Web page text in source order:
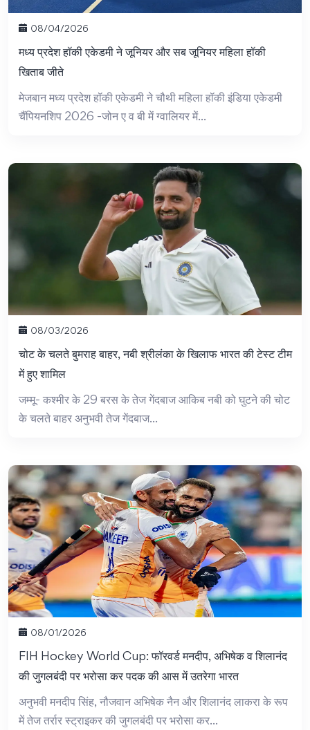
08/04/2026
मध्य प्रदेश हॉकी एकेडमी ने जूनियर और सब जूनियर महिला हॉकी
खिताब जीते
मेजबान मध्य प्रदेश हॉकी एकेडमी ने चौथी महिला हॉकी इंडिया एकेडमी
चैंपियनशिप 2026 -जोन ए व बी में ग्वालियर में...
08/03/2026
चोट के चलते बुमराह बाहर, नबी श्रीलंका के खिलाफ भारत की टेस्ट टीम
में हुए शामिल
जम्मू- कश्मीर के 29 बरस के तेज गेंदबाज आकिब नबी को घुटने की चोट
के चलते बाहर अनुभवी तेज गेंदबाज...
08/01/2026
FIH Hockey World Cup: फॉरवर्ड मनदीप, अभिषेक व शिलानंद
की जुगलबंदी पर भरोसा कर पदक की आस में उतरेगा भारत
अनुभवी मनदीप सिंह, नौजवान अभिषेक नैन और शिलानंद लाकरा के रूप
में तेज तर्रार स्ट्राइकर की जुगलबंदी पर भरोसा कर...